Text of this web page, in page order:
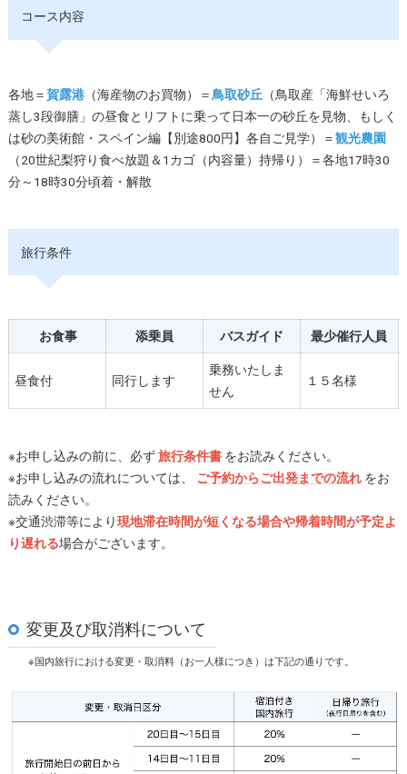
コース内容
各地＝賀露港（海産物のお買物）＝鳥取砂丘 （鳥取産「海鮮せいろ
蒸し3段御膳」の昼食とリフトに乗って日本一の砂丘を見物、もしく
は砂の美術館・スペイン編【別途800円】各自ご見学）＝観光農園
（20世紀梨狩り食べ放題＆1カゴ（内容量）持帰り）＝各地17時30
分～18時30分頃着・解散
旅行条件
お食事 添乗員 バスガイド 最少催行人員
昼食付 同行します
乗務いたしま
せん
１５名様
※お申し込みの前に、必ず旅行条件書をお読みください。
※お申し込みの流れについては、 ご予約からご出発までの流れをお
読みください。
※交通渋滞等により現地滞在時間が短くなる場合や帰着時間が予定よ
り遅れる場合がございます。
変更及び取消料について
※国内旅行における変更・取消料（お一人様につき）は下記の通りです。